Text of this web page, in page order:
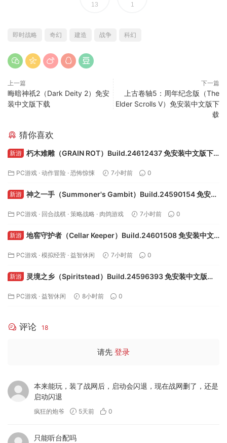
13 1
即时战略 奇幻 建造 战争 科幻
上一篇
晦暗神祇2（Dark Deity 2）免安
装中文版下载
下一篇
上古卷轴5：周年纪念版（The
Elder Scrolls V）免安装中文版下
载
猜你喜欢
新游 朽木难雕（GRAIN ROT）Build.24612437 免安装中文版下
PC游戏 · 动作冒险 · 恐怖惊悚 7小时前 0
新游 神之一手（Summoner's Gambit）Build.24590154 免安装
PC游戏 · 回合战棋 · 策略战略 · 肉鸽游戏 7小时前 0
新游 地窖守护者（Cellar Keeper）Build.24601508 免安装中文
PC游戏 · 模拟经营 · 益智休闲 7小时前 0
新游
灵境之乡（Spiritstead）Build.24596393 免安装中文版下
PC游戏 · 益智休闲 8小时前 0
评论 18
请先 登录
本来能玩，装了战网后，启动会闪退，现在战网删了，还是
启动闪退
疯狂的炮爷 5天前 0
只能听台配吗